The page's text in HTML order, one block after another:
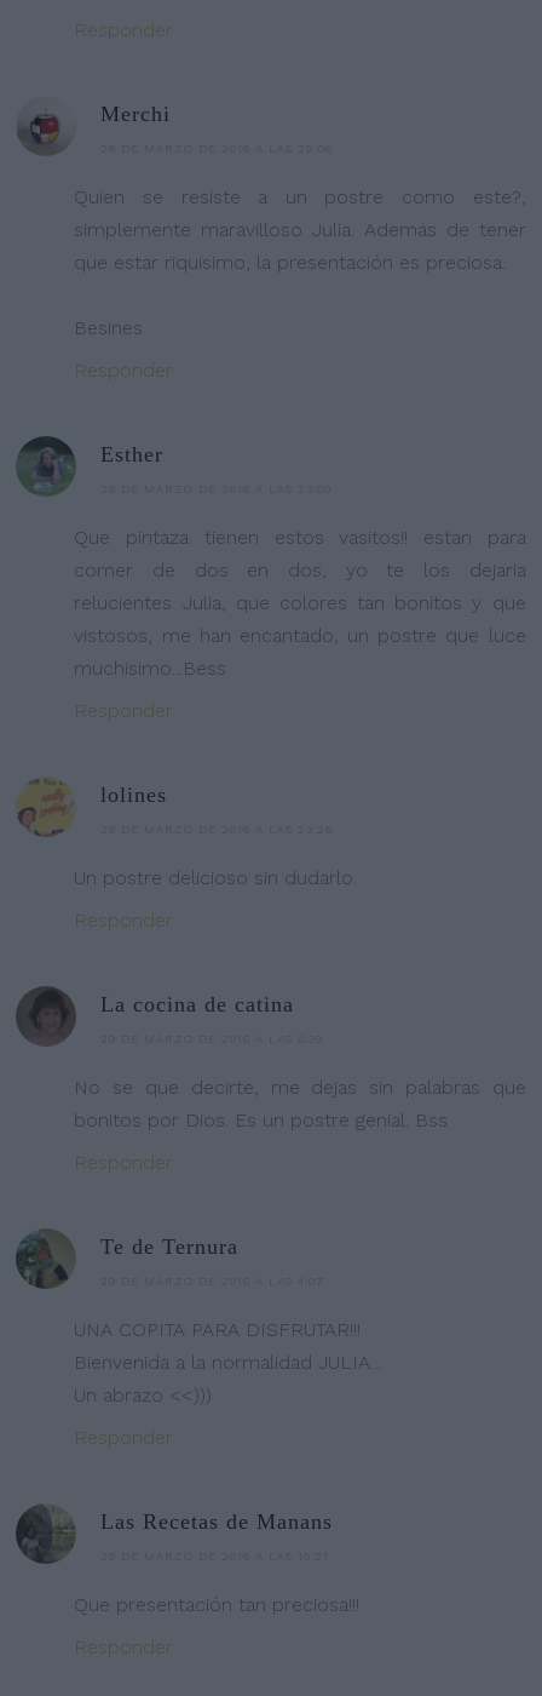
Responder
Merchi
Quien se resiste a un postre como este?,
simplemente maravilloso Julia. Además de tener
que estar riquisimo, la presentación es preciosa.
Besines
Responder
Esther
Que pintaza tienen estos vasitos!! estan para
comer de dos en dos, yo te los dejaria
relucientes Julia, que colores tan bonitos y que
vistosos, me han encantado, un postre que luce
muchisimo...Bess
Responder
lolines
Un postre delicioso sin dudarlo.
Responder
La cocina de catina
No se que decirte, me dejas sin palabras que
bonitos por Dios. Es un postre genial. Bss
Responder
Te de Ternura
UNA COPITA PARA DISFRUTAR!!!
Bienvenida a la normalidad JULIA...
Un abrazo <<)))
Responder
Las Recetas de Manans
Que presentación tan preciosa!!!
Responder